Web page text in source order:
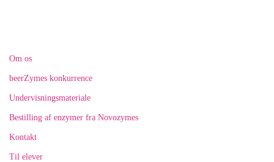
Om os
beerZymes konkurrence
Undervisningsmateriale
Bestilling af enzymer fra Novozymes
Kontakt
Til elever